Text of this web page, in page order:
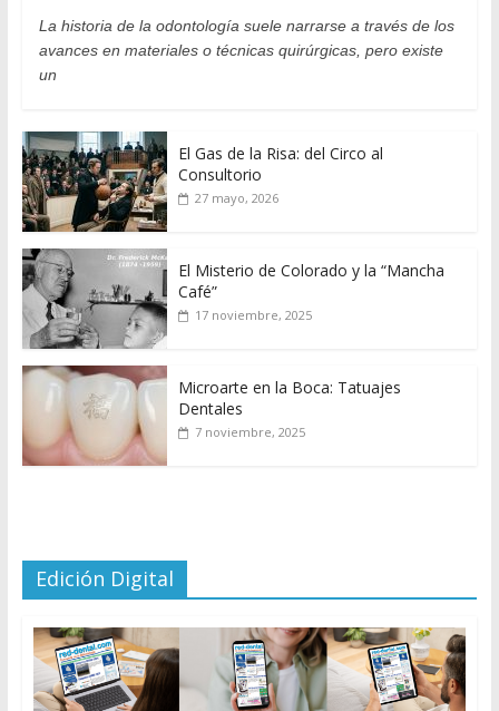
La historia de la odontología suele narrarse a través de los
avances en materiales o técnicas quirúrgicas, pero existe
un
El Gas de la Risa: del Circo al
Consultorio
27 mayo, 2026
El Misterio de Colorado y la “Mancha
Café”
17 noviembre, 2025
Microarte en la Boca: Tatuajes
Dentales
7 noviembre, 2025
Edición Digital